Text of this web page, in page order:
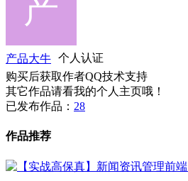
产品大牛
个人认证
购买后获取作者QQ技术支持
其它作品请看我的个人主页哦！
已发布作品： 28
作品推荐